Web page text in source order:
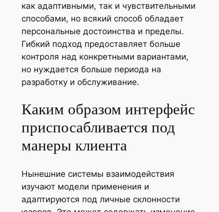
как адаптивными, так и чувствительными
способами, но всякий способ обладает
персональные достоинства и пределы.
Гибкий подход предоставляет больше
контроля над конкретными вариантами,
но нуждается больше периода на
разработку и обслуживание.
Каким образом интерфейс
приспосабливается под
манеры клиента
Нынешние системы взаимодействия
изучают модели применения и
адаптируются под личные склонности